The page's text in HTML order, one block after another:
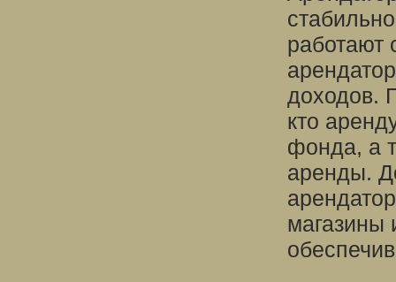
работают
доходов.
кто
фонда, а
аренды.
магазины